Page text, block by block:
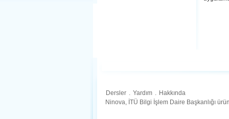
Dersler . Yardım . Hakkında
Ninova, İTÜ Bilgi İşlem Daire Başkanlığı